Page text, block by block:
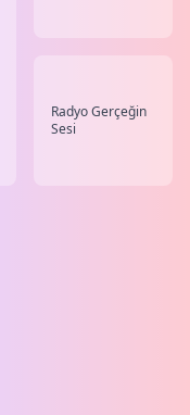
Radyo Gerçeğin
Sesi